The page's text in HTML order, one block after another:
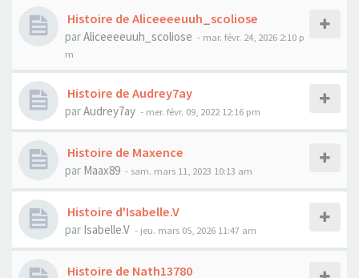
Histoire de Aliceeeeuuh_scoliose
parAliceeeeuuh_scoliose - mar. févr. 24, 2026 2:10 p
m
Histoire de Audrey7ay
parAudrey7ay - mer. févr. 09, 2022 12:16 pm
Histoire de Maxence
par Maax89 - sam. mars 11, 2023 10:13 am
Histoire d'Isabelle.V
par Isabelle.V - jeu. mars 05, 2026 11:47 am
Histoire de Nath13780